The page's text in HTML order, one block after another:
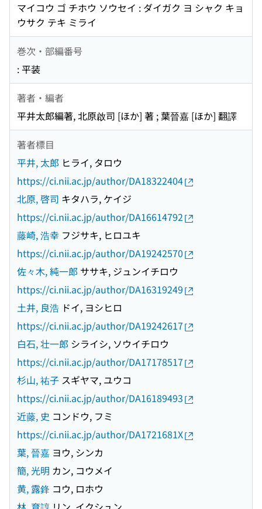
マイコウ ゴ チホウ ソウセイ : ダイガク ヨ シャク キョ
ウサク テキ ミライ
巻次・部編番号
: 平装
著者・編者
平井太郎編著, 北原啟司 [ほか] 著 ; 葉晉嘉 [ほか] 翻譯
著者標目
平井, 太郎 ヒライ, タロウ
https://ci.nii.ac.jp/author/DA18322404
北原, 啓司 キタハラ, ケイジ
https://ci.nii.ac.jp/author/DA16614792
藤崎, 浩幸 フジサキ, ヒロユキ
https://ci.nii.ac.jp/author/DA19242570
佐々木, 純一郎 ササキ, ジュンイチロウ
https://ci.nii.ac.jp/author/DA16319249
土井, 良浩 ドイ, ヨシヒロ
https://ci.nii.ac.jp/author/DA19242617
白石, 壮一郎 シライシ, ソウイチロウ
https://ci.nii.ac.jp/author/DA17178517
杉山, 祐子 スギヤマ, ユウコ
https://ci.nii.ac.jp/author/DA16189493
近藤, 史 コンドウ, フミ
https://ci.nii.ac.jp/author/DA1721681X
葉, 晉嘉 ヨウ, シンカ
簡, 光明 カン, コウメイ
黄, 露鋒 コウ, ロホウ